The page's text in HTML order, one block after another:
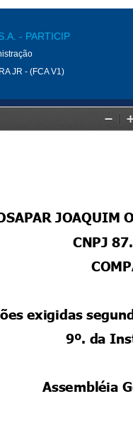
- PARTICIP
JR - (FCA V1)